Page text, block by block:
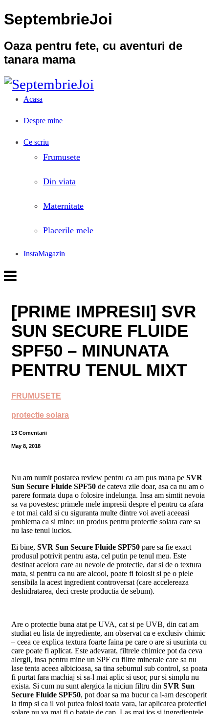
SeptembrieJoi
Oaza pentru fete, cu aventuri de
tanara mama
Acasa
Despre mine
Ce scriu
Frumusete
Din viata
Maternitate
Placerile mele
InstaMagazin
[PRIME IMPRESII] SVR
SUN SECURE FLUIDE
SPF50 – MINUNATA
PENTRU TENUL MIXT
FRUMUSETE
protectie solara
13 Comentarii
May 8, 2018
Nu am numit postarea review pentru ca am pus mana pe SVR
Sun Secure Fluide SPF50 de cateva zile doar, asa ca nu am o
parere formata dupa o folosire indelunga. Insa am simtit nevoia
sa va povestesc primele mele impresii despre el pentru ca afara
e tot mai cald si cu siguranta multe dintre voi aveti aceeasi
problema ca si mine: un produs pentru protectie solara care sa
nu lase tenul lucios.
Ei bine, SVR Sun Secure Fluide SPF50 pare sa fie exact
produsul potrivit pentru asta, cel putin pe tenul meu. Este
destinat acelora care au nevoie de protectie, dar si de o textura
mata, si pentru ca nu are alcool, poate fi folosit si pe o piele
sensibila la acest ingredient controversat (care accelereaza
deshidratarea, deci creste productia de sebum).
Are o protectie buna atat pe UVA, cat si pe UVB, din cat am
studiat eu lista de ingrediente, am observat ca e exclusiv chimic
– ceea ce explica textura foarte faina pe care o are si usurinta cu
care poate fi aplicat. Este adevarat, filtrele chimice pot da ceva
alergii, insa pentru mine un SPF cu filtre minerale care sa nu
lase tenta aceea albicioasa, sa tina sebumul sub control, sa poata
fi purtat fara machiaj si sa-l mai aplic si usor, pur si simplu nu
exista. Si cum nu sunt alergica la niciun filtru din SVR Sun
Secure Fluide SPF50, pot doar sa ma bucur ca l-am descoperit
la timp si ca il voi putea folosi toata vara, iar aplicarea protectiei